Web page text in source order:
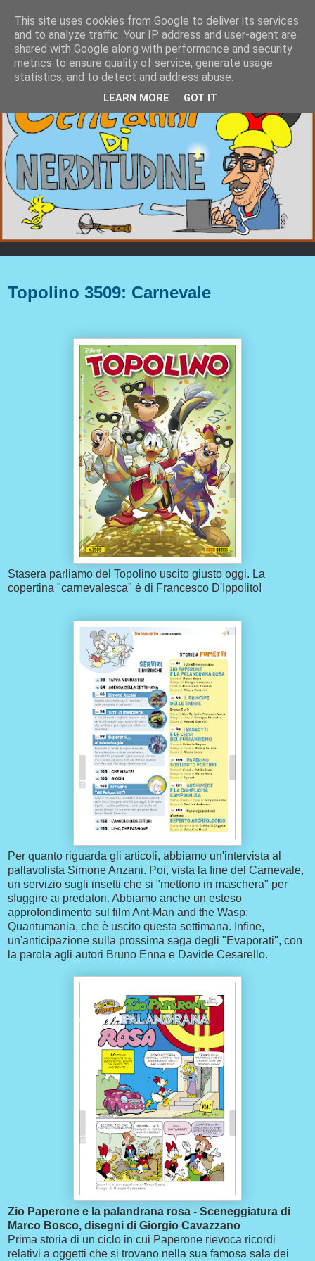
Topolino 3509: Carnevale
Stasera parliamo del Topolino uscito giusto oggi. La
copertina "carnevalesca" è di Francesco D'Ippolito!
Per quanto riguarda gli articoli, abbiamo un'intervista al
pallavolista Simone Anzani. Poi, vista la fine del Carnevale,
un servizio sugli insetti che si "mettono in maschera" per
sfuggire ai predatori. Abbiamo anche un esteso
approfondimento sul film Ant-Man and the Wasp:
Quantumania, che è uscito questa settimana. Infine,
un'anticipazione sulla prossima saga degli "Evaporati", con
la parola agli autori Bruno Enna e Davide Cesarello.
Zio Paperone e la palandrana rosa - Sceneggiatura di
Marco Bosco, disegni di Giorgio Cavazzano
Prima storia di un ciclo in cui Paperone rievoca ricordi
relativi a oggetti che si trovano nella sua famosa sala dei
This site uses cookies from Google to deliver its services
and to analyze traffic. Your IP address and user-agent are
shared with Google along with performance and security
metrics to ensure quality of service, generate usage
statistics, and to detect and address abuse.
LEARN MORE GOT IT